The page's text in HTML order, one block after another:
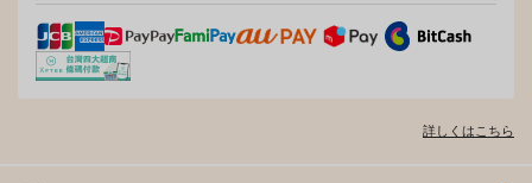
詳しくはこちら